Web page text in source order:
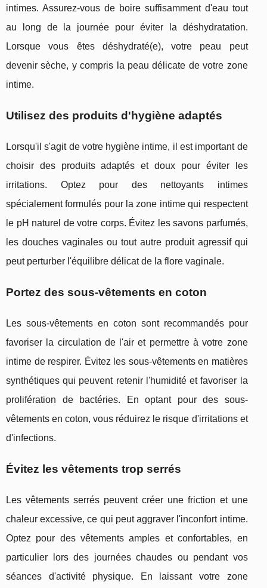
intimes. Assurez-vous de boire suffisamment d'eau tout
au long de la journée pour éviter la déshydratation.
Lorsque vous êtes déshydraté(e), votre peau peut
devenir sèche, y compris la peau délicate de votre zone
intime.
Utilisez des produits d'hygiène adaptés
Lorsqu'il s'agit de votre hygiène intime, il est important de
choisir des produits adaptés et doux pour éviter les
irritations. Optez pour des nettoyants intimes
spécialement formulés pour la zone intime qui respectent
le pH naturel de votre corps. Évitez les savons parfumés,
les douches vaginales ou tout autre produit agressif qui
peut perturber l'équilibre délicat de la flore vaginale.
Portez des sous-vêtements en coton
Les sous-vêtements en coton sont recommandés pour
favoriser la circulation de l'air et permettre à votre zone
intime de respirer. Évitez les sous-vêtements en matières
synthétiques qui peuvent retenir l'humidité et favoriser la
prolifération de bactéries. En optant pour des sous-
vêtements en coton, vous réduirez le risque d'irritations et
d'infections.
Évitez les vêtements trop serrés
Les vêtements serrés peuvent créer une friction et une
chaleur excessive, ce qui peut aggraver l'inconfort intime.
Optez pour des vêtements amples et confortables, en
particulier lors des journées chaudes ou pendant vos
séances d'activité physique. En laissant votre zone